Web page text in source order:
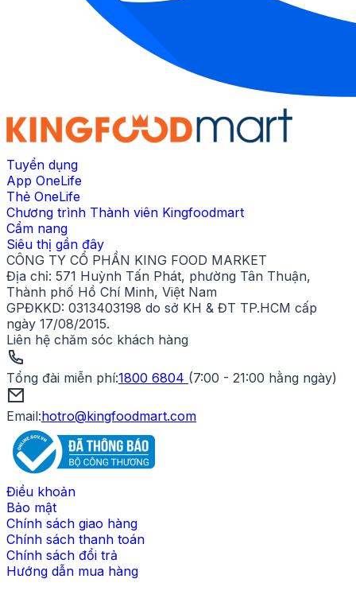
Tuyển dụng
App OneLife
Thẻ OneLife
Chương trình Thành viên Kingfoodmart
Cẩm nang
Siêu thị gần đây
CÔNG TY CỔ PHẦN KING FOOD MARKET
Địa chỉ: 571 Huỳnh Tấn Phát, phường Tân Thuận,
Thành phố Hồ Chí Minh, Việt Nam
GPĐKKD: 0313403198 do sở KH & ĐT TP.HCM cấp
ngày 17/08/2015.
Liên hệ chăm sóc khách hàng
Tổng đài miễn phí:1800 6804 (7:00 - 21:00 hằng ngày)
Email:hotro@kingfoodmart.com
Điều khoản
Bảo mật
Chính sách giao hàng
Chính sách thanh toán
Chính sách đổi trả
Hướng dẫn mua hàng